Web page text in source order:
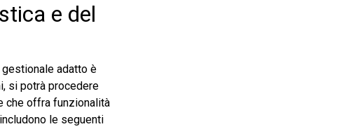
e del
adatto è
si potrà procedere
che offra funzionalità
le seguenti